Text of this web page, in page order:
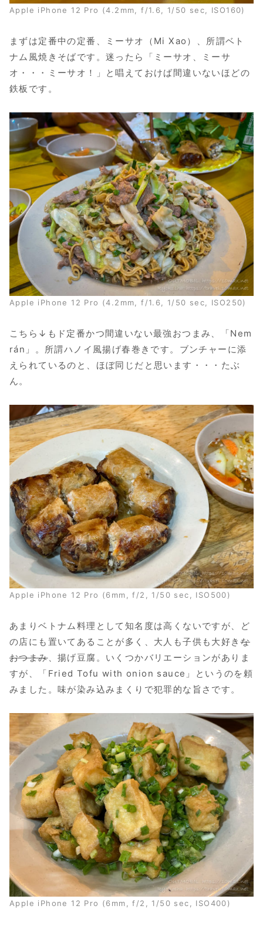
Apple iPhone 12 Pro (4.2mm, f/1.6, 1/50 sec, ISO160)
まずは定番中の定番、ミーサオ（Mi Xao）、所謂ベト
ナム風焼きそばです。迷ったら「ミーサオ、ミーサ
オ・・・ミーサオ！」と唱えておけば間違いないほどの
鉄板です。
Apple iPhone 12 Pro (4.2mm, f/1.6, 1/50 sec, ISO250)
こちら↓もド定番かつ間違いない最強おつまみ、「Nem
rán」。所謂ハノイ風揚げ春巻きです。ブンチャーに添
えられているのと、ほぼ同じだと思います・・・たぶ
ん。
Apple iPhone 12 Pro (6mm, f/2, 1/50 sec, ISO500)
あまりベトナム料理として知名度は高くないですが、ど
の店にも置いてあることが多く、大人も子供も大好きな
おつまみ、揚げ豆腐。いくつかバリエーションがありま
すが、「Fried Tofu with onion sauce」というのを頼
みました。味が染み込みまくりで犯罪的な旨さです。
Apple iPhone 12 Pro (6mm, f/2, 1/50 sec, ISO400)